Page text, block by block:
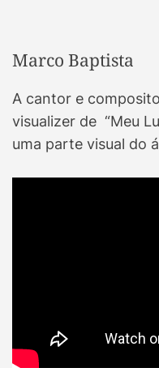
Marco Baptista
A cantor e
visualizer de “Meu
uma parte visual do